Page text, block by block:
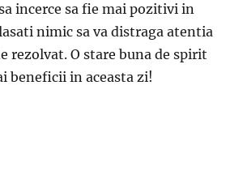
incerce sa fie mai pozitivi in
nimic sa va distraga atentia
rezolvat. O stare buna de spirit
beneficii in aceasta zi!